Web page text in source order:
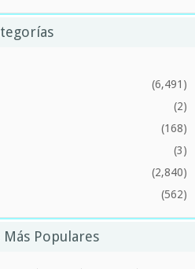
(6,491)
(2)
(168)
(3)
(2,840)
(562)
Más Populares